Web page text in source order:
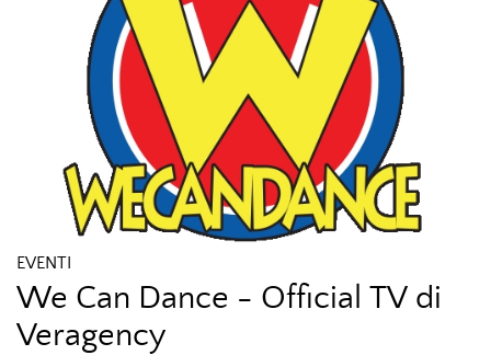
EVENTI
We Can Dance - Official TV di
Veragency